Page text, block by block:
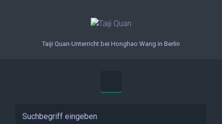
Taiji Quan-Unterricht bei Honghao Wang in Berlin